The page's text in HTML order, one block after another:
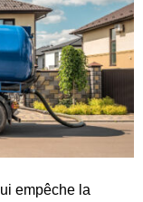
empêche la